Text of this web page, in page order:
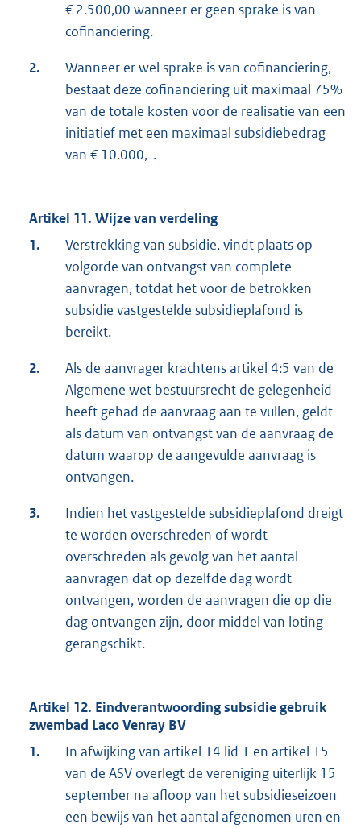
€ 2.500,00 wanneer er geen sprake is van
cofinanciering.
2.
Wanneer er wel sprake is van cofinanciering,
bestaat deze cofinanciering uit maximaal 75%
van de totale kosten voor de realisatie van een
initiatief met een maximaal subsidiebedrag
van € 10.000,-.
Artikel 11. Wijze van verdeling
1.
Verstrekking van subsidie, vindt plaats op
volgorde van ontvangst van complete
aanvragen, totdat het voor de betrokken
subsidie vastgestelde subsidieplafond is
bereikt.
2.
Als de aanvrager krachtens artikel 4:5 van de
Algemene wet bestuursrecht de gelegenheid
heeft gehad de aanvraag aan te vullen, geldt
als datum van ontvangst van de aanvraag de
datum waarop de aangevulde aanvraag is
ontvangen.
3.
Indien het vastgestelde subsidieplafond dreigt
te worden overschreden of wordt
overschreden als gevolg van het aantal
aanvragen dat op dezelfde dag wordt
ontvangen, worden de aanvragen die op die
dag ontvangen zijn, door middel van loting
gerangschikt.
Artikel 12. Eindverantwoording subsidie gebruik
zwembad Laco Venray BV
1.
In afwijking van artikel 14 lid 1 en artikel 15
van de ASV overlegt de vereniging uiterlijk 15
september na afloop van het subsidieseizoen
een bewijs van het aantal afgenomen uren en